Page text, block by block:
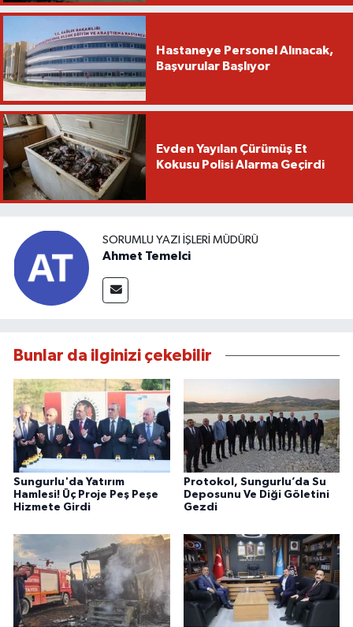
Hastaneye Personel Alınacak,
Başvurular Başlıyor
Evden Yayılan Çürümüş Et
Kokusu Polisi Alarma Geçirdi
SORUMLU YAZI İŞLERI MÜDÜRÜ
Ahmet Temelci
Bunlar da ilginizi çekebilir
Sungurlu'da Yatırım
Hamlesi! Üç Proje Peş Peşe
Hizmete Girdi
Protokol, Sungurlu’da Su
Deposunu Ve Diği Göletini
Gezdi